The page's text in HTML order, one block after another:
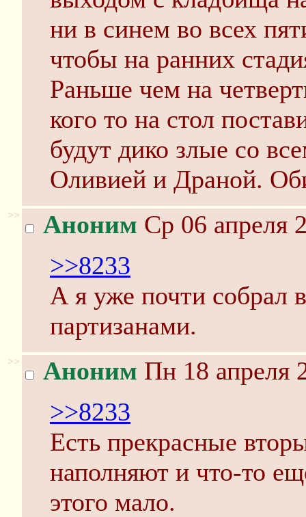
ни в синем во всех
чтобы на ранних
Раньше чем на
кого то на стол
будут дико злые со
Оливией и Драной.
>> Аноним Ср 06 апреля
>>8233
А я уже почти собрал
партизанами.
>> Аноним Пн 18 апреля
>>8233
Есть прекрасные
наполняют и что-то
этого мало.